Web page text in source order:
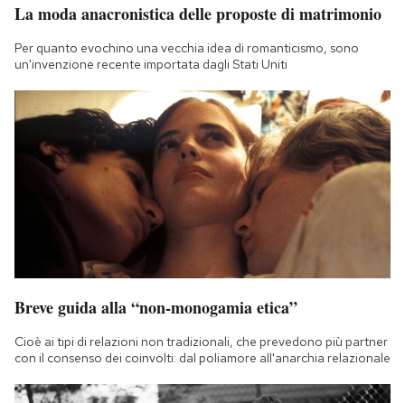
La moda anacronistica delle proposte di matrimonio
Per quanto evochino una vecchia idea di romanticismo, sono
un'invenzione recente importata dagli Stati Uniti
Breve guida alla “non-monogamia etica”
Cioè ai tipi di relazioni non tradizionali, che prevedono più partner
con il consenso dei coinvolti: dal poliamore all'anarchia relazionale